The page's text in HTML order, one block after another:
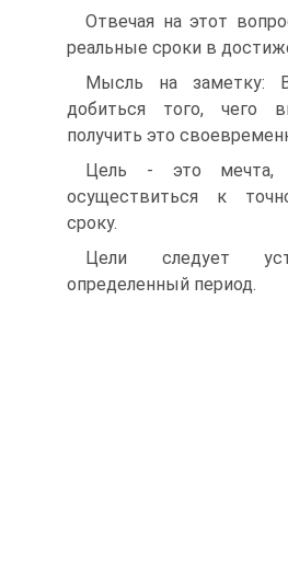
Отвечая на этот
реальные сроки в
Мысль на заметку:
добиться того, чего
получить это
Цель - это мечта,
осуществиться к
сроку.
Цели следует
определенный период.